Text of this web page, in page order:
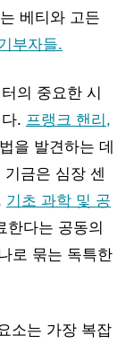
베티와 고든
부자들.
의 중요한 시
. 프랭크 핸리,
을 발견하는 데
금은 심장 센
기초 과학 및 공
다는 공동의
로 묶는 독특한
소는 가장 복잡